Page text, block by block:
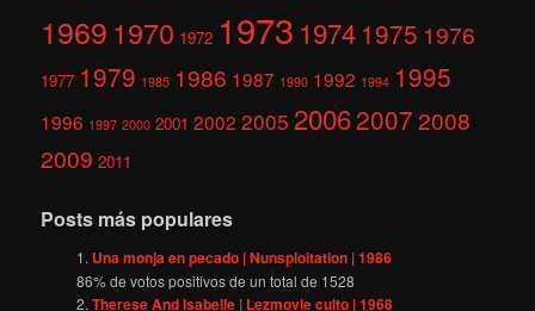
1969 1970 1972 1973 1974 1975 1976
1977 1979 1985 1986 1987 1990 1992 1994 1995
1996 1997 2000 2001 2002 2005 200620072008
2009 2011
Posts más populares
Una monja en pecado | Nunsploitation | 1986
86% de votos positivos de un total de 1528
Therese And Isabelle | Lezmovie culto | 1968